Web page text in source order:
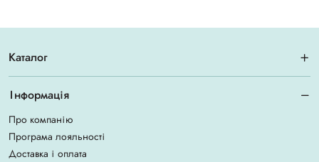
Каталог
Інформація
Про компанію
Програма лояльності
Доставка і оплата